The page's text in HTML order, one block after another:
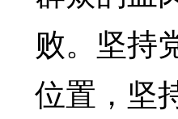
败。坚持
位置，坚